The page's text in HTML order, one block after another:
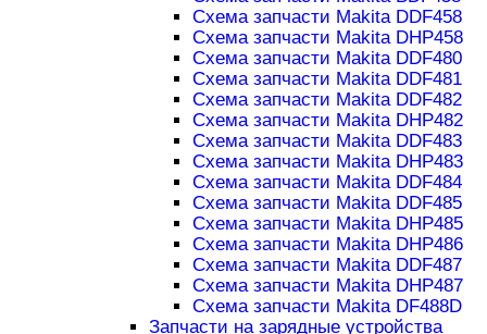
Схема запчасти Makita DDF458
Схема запчасти Makita DHP458
Схема запчасти Makita DDF480
Схема запчасти Makita DDF481
Схема запчасти Makita DDF482
Схема запчасти Makita DHP482
Схема запчасти Makita DDF483
Схема запчасти Makita DHP483
Схема запчасти Makita DDF484
Схема запчасти Makita DDF485
Схема запчасти Makita DHP485
Схема запчасти Makita DHP486
Схема запчасти Makita DDF487
Схема запчасти Makita DHP487
Схема запчасти Makita DF488D
Запчасти на зарядные устройства